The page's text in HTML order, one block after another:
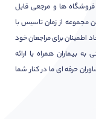
ها و مرجعی قابل
مجموعه از زمان تاسیس با
اطمینان برای مراجعان خود
بیماران همراه با ارائه
حرفه ای ما در کنار شما